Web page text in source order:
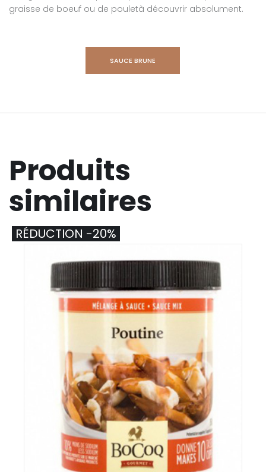
graisse de boeuf ou de pouletà découvrir absolument.
SAUCE BRUNE
Produits
similaires
RÉDUCTION -20%